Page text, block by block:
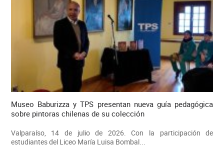
Museo Baburizza y TPS presentan nueva guía pedagógica
sobre pintoras chilenas de su colección
Valparaíso, 14 de julio de 2026. Con la participación de
estudiantes del Liceo María Luisa Bombal...